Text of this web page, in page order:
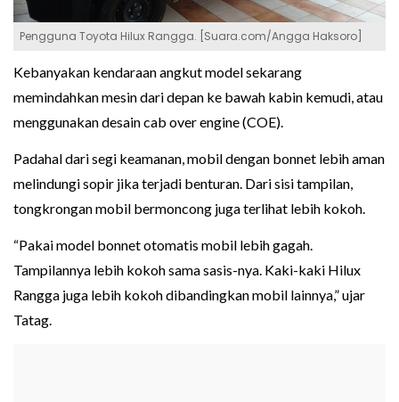
Pengguna Toyota Hilux Rangga. [Suara.com/Angga Haksoro]
Kebanyakan kendaraan angkut model sekarang
memindahkan mesin dari depan ke bawah kabin kemudi, atau
menggunakan desain cab over engine (COE).
Padahal dari segi keamanan, mobil dengan bonnet lebih aman
melindungi sopir jika terjadi benturan. Dari sisi tampilan,
tongkrongan mobil bermoncong juga terlihat lebih kokoh.
“Pakai model bonnet otomatis mobil lebih gagah.
Tampilannya lebih kokoh sama sasis-nya. Kaki-kaki Hilux
Rangga juga lebih kokoh dibandingkan mobil lainnya,” ujar
Tatag.